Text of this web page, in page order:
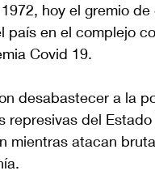
hoy el gremio
país en el complejo
Covid 19.
desabastecer a la
represivas del
mientras atacan